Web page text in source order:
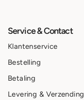
Service & Contact
Klantenservice
Bestelling
Betaling
Levering & Verzending